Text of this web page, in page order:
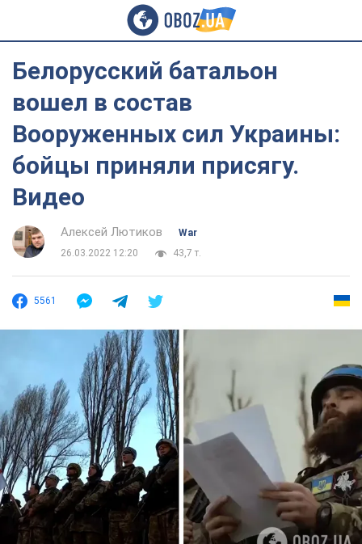
Белорусский батальон
вошел в состав
Вооруженных сил Украины:
бойцы приняли присягу.
Видео
Алексей Лютиков
War
26.03.2022 12:20
43,7 т.
5561